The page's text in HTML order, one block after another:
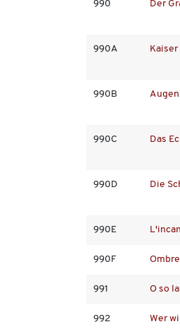
990 Der
990A
990B
990C Das
990D Die
990E
990F
991 O so
992 Wer